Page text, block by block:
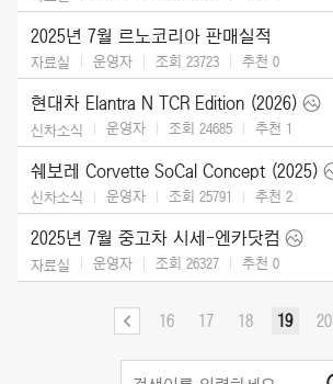
2025년 7월 르노코리아 판매실적
자료실 운영자 조회 23723 추천 0
현대차 Elantra N TCR Edition (2026)
신차소식 운영자 조회 24685 추천 1
쉐보레 Corvette SoCal Concept (2025)
신차소식 운영자 조회 25791 추천 2
2025년 7월 중고차 시세-엔카닷컴
자료실 운영자 조회 26327 추천 0
16 17 18 19 20